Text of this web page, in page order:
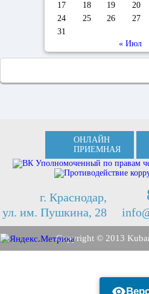
17
18 19 20
24
25 26 27
31
« Июл
ОНЛАЙН
ПРИЕМНАЯ
г. Краснодар,
ул. им. Пушкина, 28
Copyright © 2013